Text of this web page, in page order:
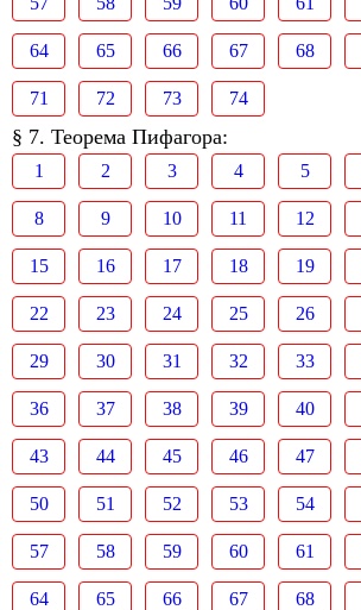
64 65 66 67 68
71 72 73 74
§ 7. Теорема Пифагора:
1 2 3 4 5
8 9 10 11 12
15 16 17 18 19
22 23 24 25 26
29 30 31 32 33
36 37 38 39 40
43 44 45 46 47
50 51 52 53 54
57 58 59 60 61
64 65 66 67 68